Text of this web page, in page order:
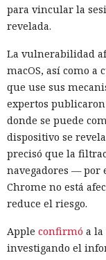
para vincular la
revelada.
La vulnerabilidad
macOS, así como a
que use sus
expertos
donde se puede
dispositivo se
precisó que la
navegadores — por
Chrome no está
reduce el riesgo.
Apple confirmó a la
investigando el